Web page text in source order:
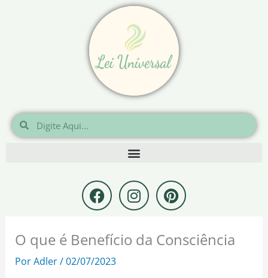
Pesquisar
Pesquisar
F
a
c
e
b
o
I
n
s
t
a
P
i
n
t
e
O que é Benefício da Consciência
PorAdler/02/07/2023